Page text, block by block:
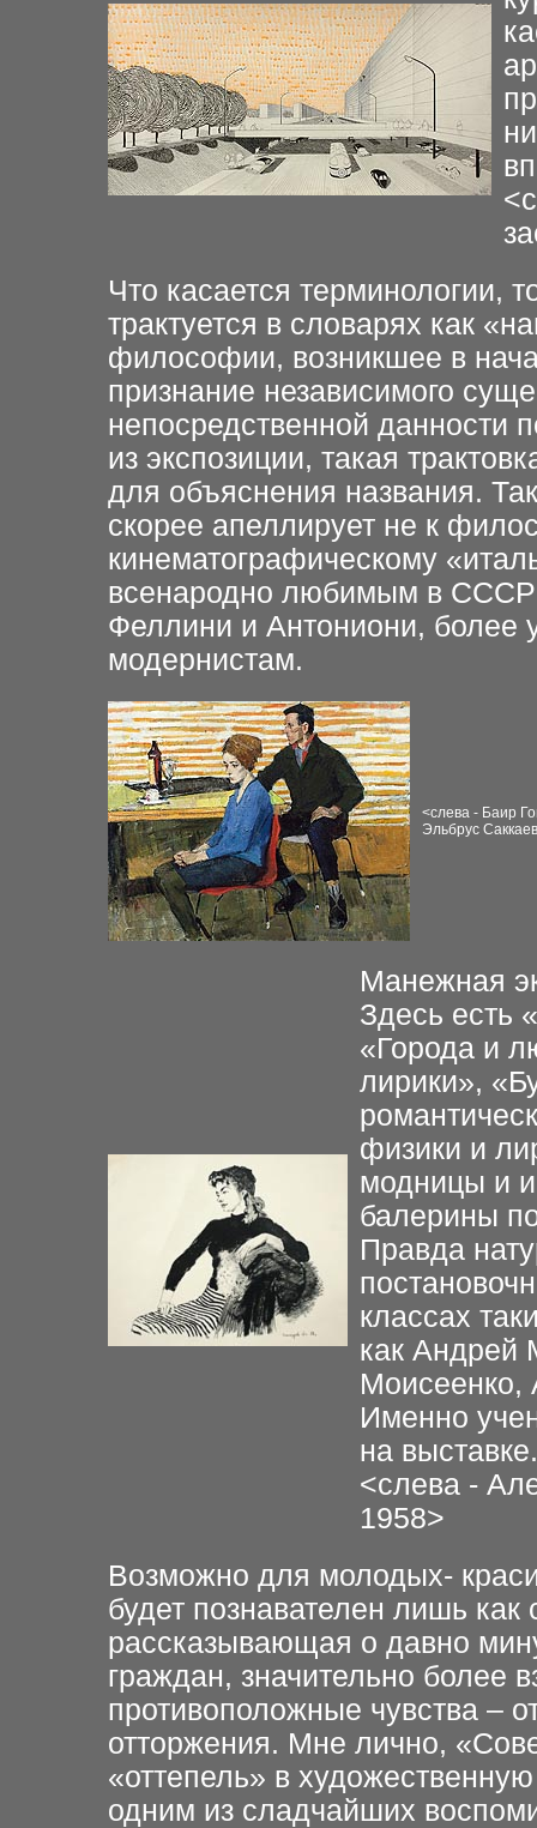
<
Что касается терминологии,
трактуется в словарях как
философии, возникшее в
признание независимого
непосредственной данности
из экспозиции, такая
для объяснения названия.
скорее апеллирует не к
кинематографическому
всенародно любимым в СССР
Феллини и Антониони, более
модернистам.
<слева - Баир
Эльбрус
Манежная
Здесь есть
«Города и
лирики»,
физики и
модницы и
балерины
Правда
классах
как Андрей
Моисеенко,
Именно
на выставке.
<слева - А
1958>
Возможно для молодых-
будет познавателен лишь как
рассказывающая о давно
граждан, значительно более
противоположные чувства –
отторжения. Мне лично,
«оттепель» в
одним из сладчайших